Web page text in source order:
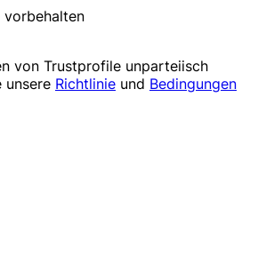
von Trustprofile unparteiisch
unsere Richtlinie und Bedingungen